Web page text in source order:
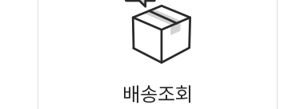
배송조회